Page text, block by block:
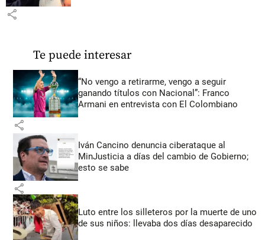
share
Te puede interesar
“No vengo a retirarme, vengo a seguir
ganando títulos con Nacional”: Franco
Armani en entrevista con El Colombiano
share
Iván Cancino denuncia ciberataque al
MinJusticia a días del cambio de Gobierno;
esto se sabe
share
Luto entre los silleteros por la muerte de uno
de sus niños: llevaba dos días desaparecido